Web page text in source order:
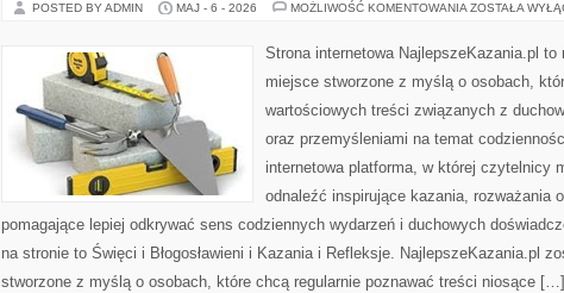
POSTED BY ADMIN MAJ - 6 - 2026 MOŻLIWOŚĆ KOMENTOWANIA ŚWIĘTA
ZOSTAŁA
Strona internetowa NajlepszeKazania.pl to
miejsce stworzone z myślą o osobach,
wartościowych treści związanych z
oraz przemyśleniami na temat
internetowa platforma, w której czytelnicy
odnaleźć inspirujące kazania, rozważania
pomagające lepiej odkrywać sens codziennych wydarzeń i duchowych
na stronie to Święci i Błogosławieni i Kazania i Refleksje. NajlepszeKazania.pl
stworzone z myślą o osobach, które chcą regularnie poznawać treści niosące […]